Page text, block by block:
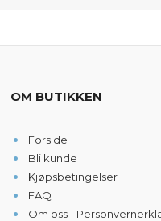
OM BUTIKKEN
Forside
Bli kunde
Kjøpsbetingelser
FAQ
Om oss -